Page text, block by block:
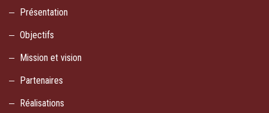
Présentation
Objectifs
Mission et vision
Partenaires
Réalisations